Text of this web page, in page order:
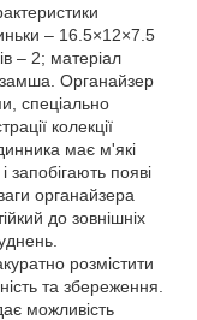
– 16.5×12×7.5
– 2; матеріал
замша. Органайзер
спеціально
колекції
має м'які
появі
органайзера
до зовнішніх
розмістити
та збереження.
можливість